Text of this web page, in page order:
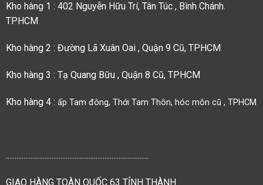
Kho hàng 1 : 402 Nguyễn Hữu Trí, Tân Túc , Bình Chánh.
TPHCM
Kho hàng 2 : Đường Lã Xuân Oai , Quận 9 Cũ, TPHCM
Kho hàng 3 : Tạ Quang Bữu , Quận 8 Cũ, TPHCM
Kho hàng 4 : ấp Tam đông, Thới Tam Thôn, hóc môn cũ , TPHCM
.................................................................................
GIAO HÀNG TOÀN QUỐC 63 TỈNH THÀNH